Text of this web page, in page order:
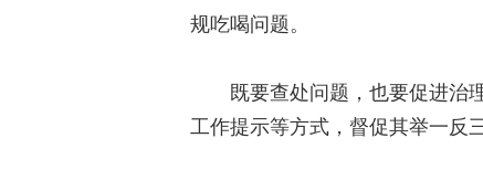
规吃喝问题。
既要查处问题，也要促进治
工作提示等方式，督促其举一反